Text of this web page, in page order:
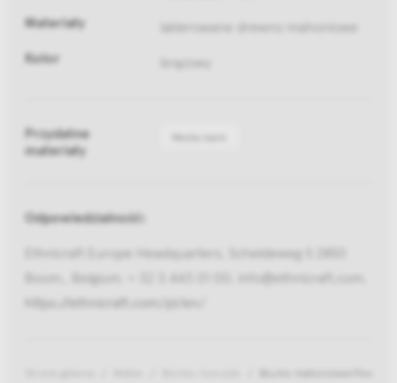
Materiały lakierowane drewno mahoniowe
Kolor brązowy
Przydatne
materiały
Media bank
Odpowiedzialność:
Ethnicraft Europe Headquarters, Scheldeweg 5 2850
Boom,, Belgium, + 32 3 443 01 00, info@ethnicraft.com,
https://ethnicraft.com/pl/en/